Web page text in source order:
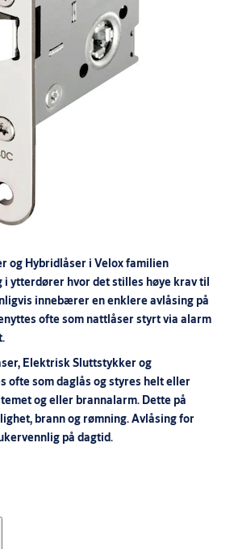
og Hybridlåser i Velox familien
i ytterdører hvor det stilles høye krav til
innebærer en enklere avlåsing på
ofte som nattlåser styrt via alarm
Elektrisk Sluttstykker og
ofte som daglås og styres helt eller
og eller brannalarm. Dette på
brann og rømning.Avlåsing for
på dagtid.